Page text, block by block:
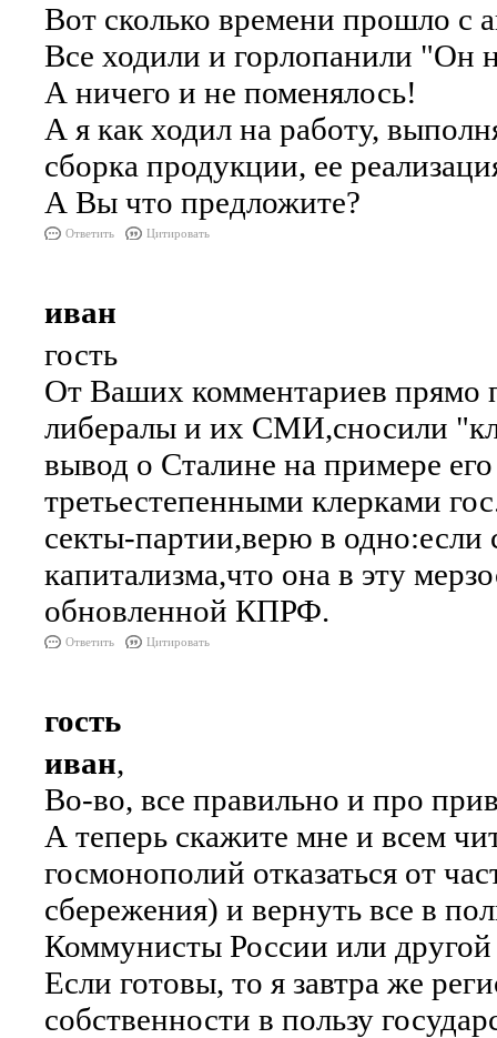
Вот сколько времени прошло с
Все ходили и горлопанили "Он
А ничего и не поменялось!
А я как ходил на работу,
сборка продукции, ее
А Вы что предложите?
Ответить Цитировать
иван
гость
От Ваших комментариев прямо
либералы и их СМИ,сносили
вывод о Сталине на примере
третьестепенными клерками
секты-партии,верю в одно:если
капитализма,что она в эту
обновленной КПРФ.
Ответить Цитировать
гость
иван,
Во-во, все правильно и про
А теперь скажите мне и всем
госмонополий отказаться от
сбережения) и вернуть все в
Коммунисты России или
Если готовы, то я завтра же
собственности в пользу